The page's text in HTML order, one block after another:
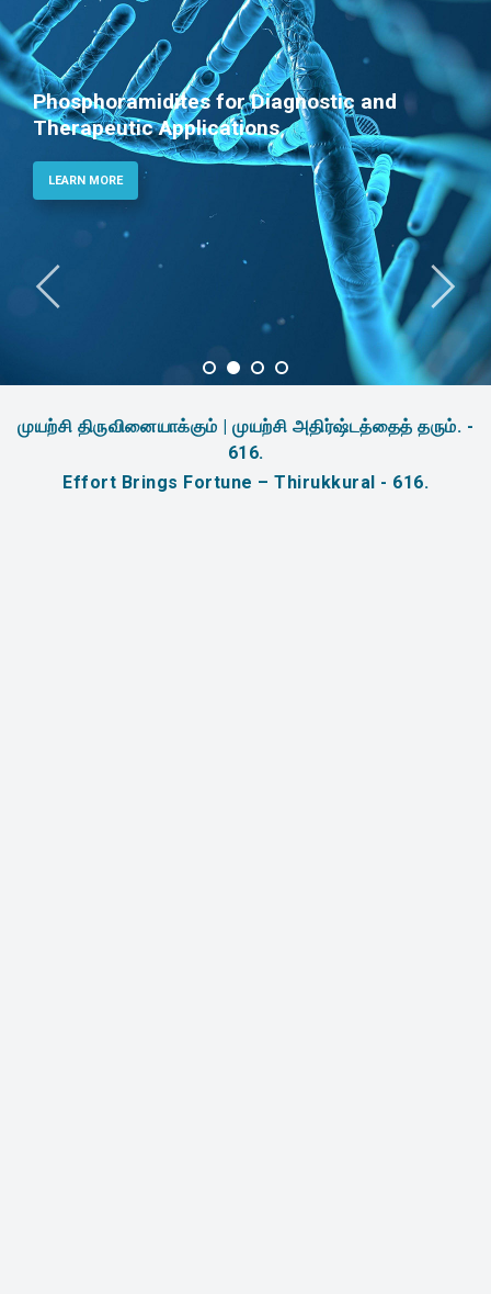
Phosphoramidites for Diagnostic and
Therapeutic Applications
LEARN MORE
முயற்சி திருவினையாக்கும் | முயற்சி அதிர்ஷ்டத்தைத் தரும். -
616.
Effort Brings Fortune – Thirukkural - 616.